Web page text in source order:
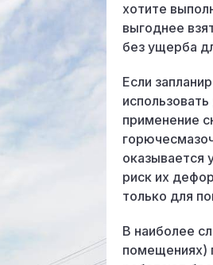
хотите
выгоднее
без ущерба
Если
применение
оказывается
риск их
только для
В наиболее
помещениях)